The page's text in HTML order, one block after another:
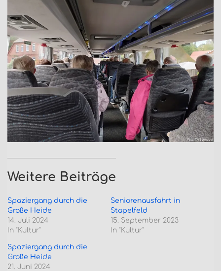
Weitere Beiträge
Spaziergang durch die
Große Heide
14. Juli 2024
In "Kultur"
Seniorenausfahrt in
Stapelfeld
15. September 2023
In "Kultur"
Spaziergang durch die
Große Heide
21. Juni 2024